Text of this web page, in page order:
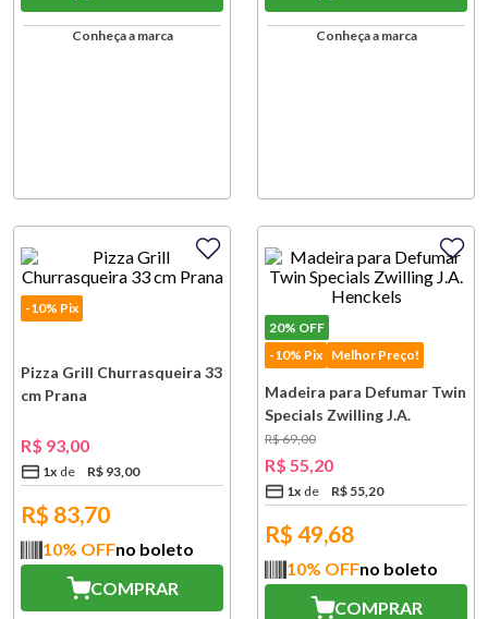
Conheça a marca Conheça a marca
-10% Pix
Pizza Grill Churrasqueira 33
cm Prana
R$ 93,00
1x R$ 93,00
R$ 83,70
10% OFFno boleto
COMPRAR
20% OFF
-10% Pix Melhor Preço!
Madeira para Defumar Twin
Specials Zwilling J.A.
Henckels
R$69,00
R$ 55,20
1x R$ 55,20
R$ 49,68
10% OFFno boleto
COMPRAR